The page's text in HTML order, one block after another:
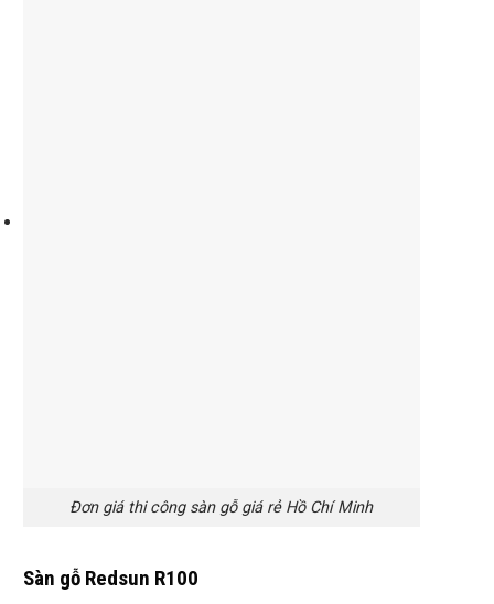
Đơn giá thi công sàn gỗ giá rẻ Hồ Chí Minh
Sàn gỗ Redsun R100